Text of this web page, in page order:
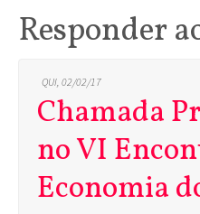
Responder
QUI, 02/02/17
Chamada
no VI
Economia